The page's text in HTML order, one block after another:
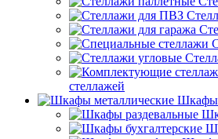
стеллажей
Шкафы